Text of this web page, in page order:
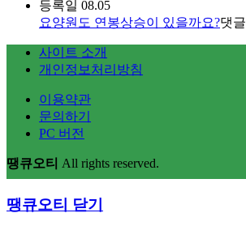
등록일 08.05
요양원도 연봉상승이 있을까요?댓글
사이트 소개
개인정보처리방침
이용약관
문의하기
PC 버전
땡큐오티 All rights reserved.
땡큐오티 닫기